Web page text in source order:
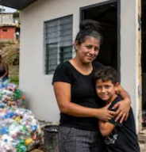
Infotechnology
Clase
Clima
Mundial 2026
Eventos Corporativos